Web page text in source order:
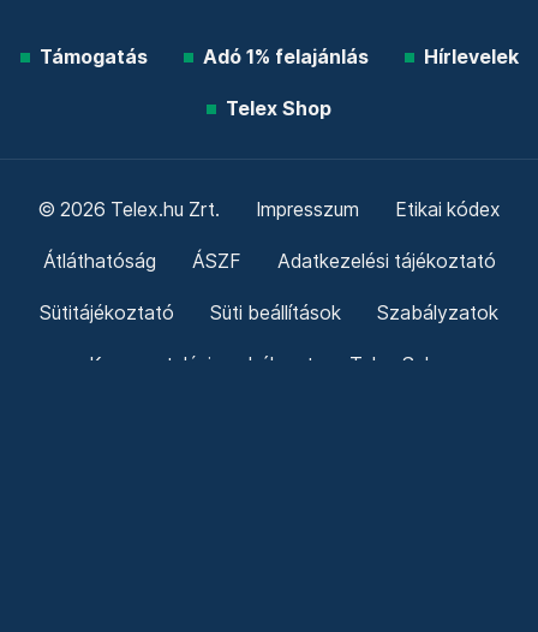
Támogatás Adó 1% felajánlás Hírlevelek
Telex Shop
© 2026 Telex.hu Zrt. Impresszum Etikai kódex
Átláthatóság ÁSZF Adatkezelési tájékoztató
Sütitájékoztató Süti beállítások Szabályzatok
Kommentelési szabályzat Telex Sales